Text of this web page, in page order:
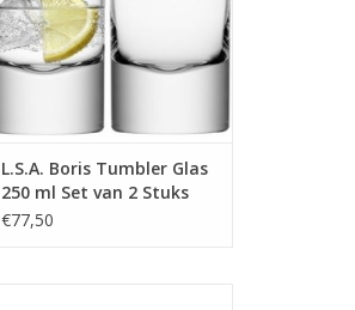
L.S.A. Boris Tumbler Glas
250 ml Set van 2 Stuks
€77,50